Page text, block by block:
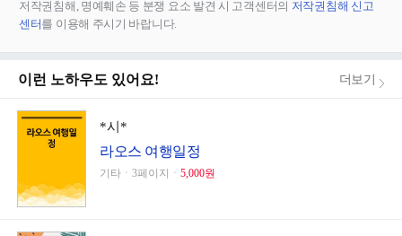
저작권침해, 명예훼손 등 분쟁 요소 발견 시 고객센터의 저작권침해 신고
센터를 이용해 주시기 바랍니다.
이런 노하우도 있어요! 더보기
*시*
라오스 여행일정
기타ㆍ3페이지ㆍ 5,000원